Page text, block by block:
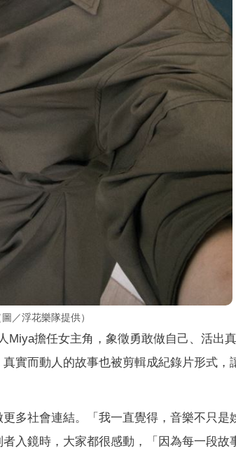
／浮花樂隊提供）
Miya擔任女主角，象徵勇敢做自己、活出
實而動人的故事也被剪輯成紀錄片形式，
多社會連結。「我一直覺得，音樂不只是
入鏡時，大家都很感動，「因為每一段故